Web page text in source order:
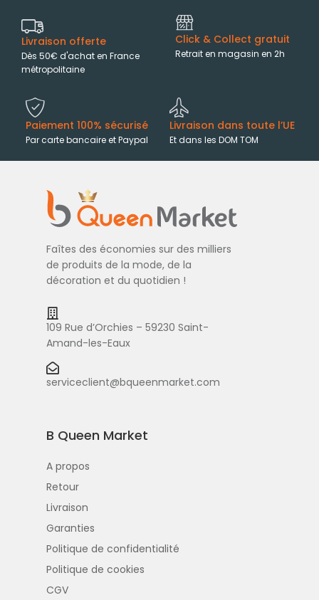
Livraison offerte
Dès 50€ d'achat en France
métropolitaine
Click & Collect gratuit
Retrait en magasin en 2h
Paiement 100% sécurisé
Par carte bancaire et Paypal
Livraison dans toute l’UE
Et dans les DOM TOM
Faîtes des économies sur des milliers
de produits de la mode, de la
décoration et du quotidien !
109 Rue d’Orchies – 59230 Saint-
Amand-les-Eaux
serviceclient@bqueenmarket.com
B Queen Market
A propos
Retour
Livraison
Garanties
Politique de confidentialité
Politique de cookies
CGV